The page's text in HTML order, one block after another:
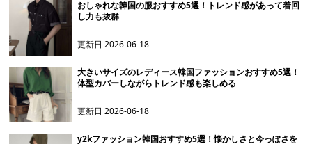
おしゃれな韓国の服おすすめ5選！トレンド感があって着回
し力も抜群
更新日2026-06-18
大きいサイズのレディース韓国ファッションおすすめ5選！
体型カバーしながらトレンド感も楽しめる
更新日2026-06-18
y2kファッション韓国おすすめ5選！懐かしさと今っぽさを